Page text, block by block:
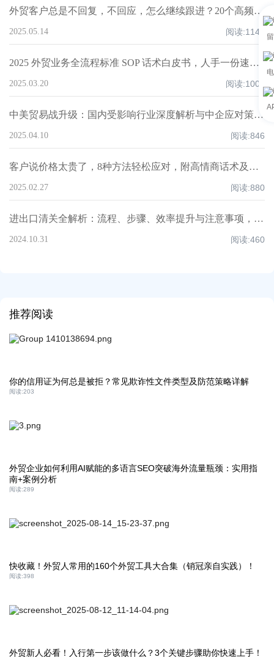
外贸客户总是不回复，不回应，怎么继续跟进？20个高频场景实操指南！
2025.05.14 阅读:1147
2025 外贸业务全流程标准 SOP 话术白皮书，人手一份速领！
2025.03.20 阅读:1002
中美贸易战升级：国内受影响行业深度解析与中企应对策略！
2025.04.10 阅读:846
客户说价格太贵了，8种方法轻松应对，附高情商话术及案例！
2025.02.27 阅读:880
进出口清关全解析：流程、步骤、效率提升与注意事项，超全知识点汇总！
2024.10.31 阅读:460
推荐阅读
你的信用证为何总是被拒？常见欺诈性文件类型及防范策略详解
阅读:203
外贸企业如何利用AI赋能的多语言SEO突破海外流量瓶颈：实用指
南+案例分析
阅读:289
快收藏！外贸人常用的160个外贸工具大合集（销冠亲自实践）！
阅读:398
外贸新人必看！入行第一步该做什么？3个关键步骤助你快速上手！